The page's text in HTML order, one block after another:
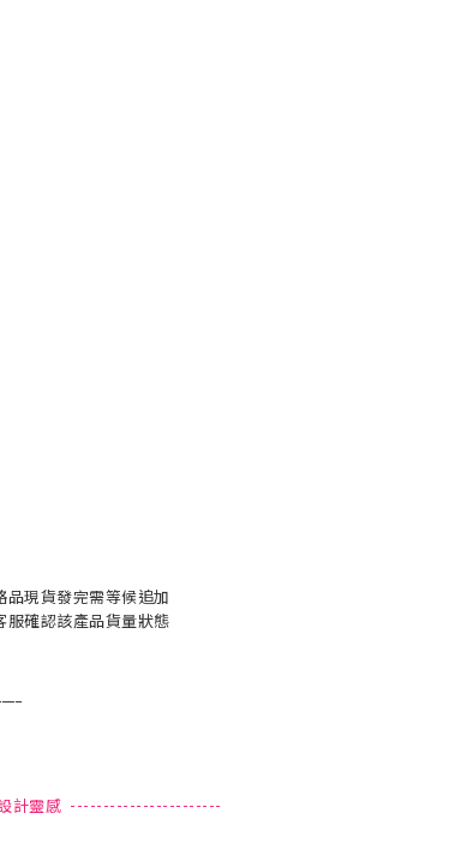
品現貨發完需等候追加
服確認該產品貨量狀態
計靈感 -----------------------